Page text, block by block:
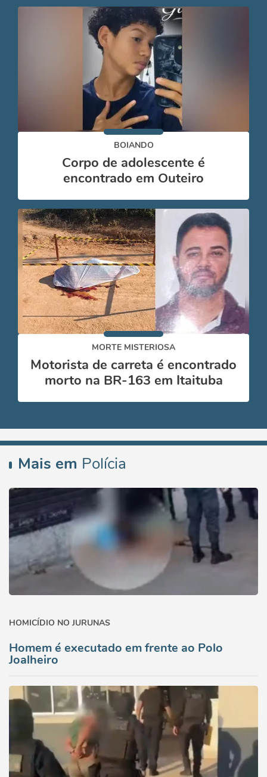
BOIANDO
Corpo de adolescente é
encontrado em Outeiro
MORTE MISTERIOSA
Motorista de carreta é encontrado
morto na BR-163 em Itaituba
Mais em Polícia
HOMICÍDIO NO JURUNAS
Homem é executado em frente ao Polo
Joalheiro